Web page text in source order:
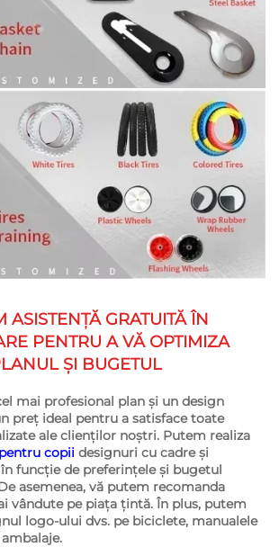
ASISTENȚĂ GRATUITĂ ÎN
PENTRU A VĂ OPTIMIZA
ȘI BUGETUL
mai profesional plan și un design
preț ideal pentru a satisface toate
ale clienților noștri. Putem realiza
copii designuri cu cadre și
funcție de preferințele și bugetul
asemenea, vă putem recomanda
vândute pe piața țintă. În plus, putem
logo-ului dvs. pe biciclete, manualele